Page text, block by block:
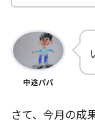
中途パパ
さて、今月の成